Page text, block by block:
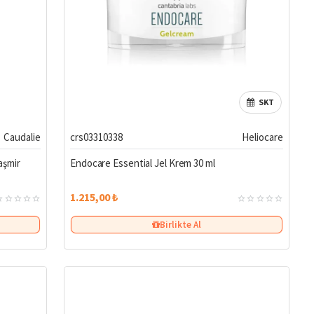
veya hassas ciltler için özel formüllü kremler de mevcuttur.
seçenekleriyle geniş bir ürün yelpazesi sunar. Düzenli
Caudalie
SKT
crs03310338
Heliocare
Endocare Essential Jel Krem 30 ml
1.215,00 ₺
Birlikte Al